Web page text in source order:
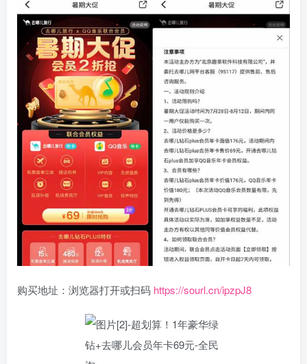
购买地址：浏览器打开或扫码 https://sourl.cn/ipzpJ8